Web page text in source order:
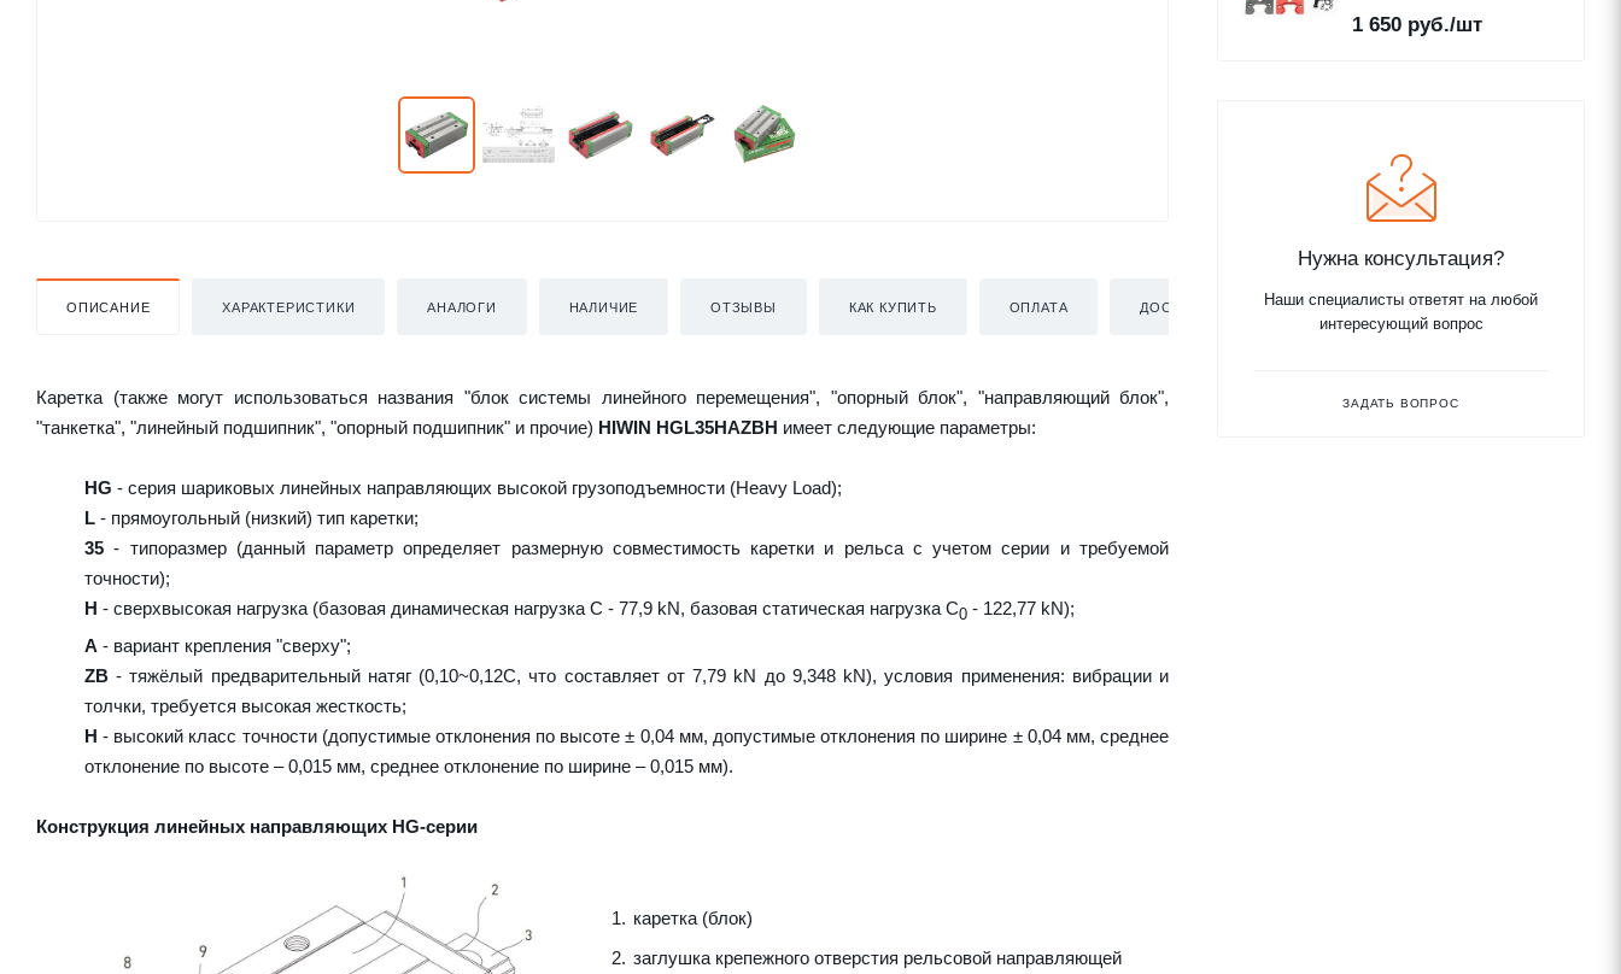
ОПИСАНИЕ ХАРАКТЕРИСТИКИ АНАЛОГИ НАЛИЧИЕ ОТЗЫВЫ КАК КУПИТЬ ОПЛАТА ДОСТАВКА
Каретка (также могут использоваться названия "блок системы линейного перемещения", "опорный блок", "направляющий блок",
"танкетка", "линейный подшипник", "опорный подшипник" и прочие) HIWIN HGL35HAZBH имеет следующие параметры:
HG - серия шариковых линейных направляющих высокой грузоподъемности (Heavy Load);
L - прямоугольный (низкий) тип каретки;
35 - типоразмер (данный параметр определяет размерную совместимость каретки и рельса с учетом серии и требуемой
точности);
H - сверхвысокая нагрузка (базовая динамическая нагрузка C - 77,9 kN, базовая статическая нагрузка С0 - 122,77 kN);
A - вариант крепления "сверху";
ZB - тяжёлый предварительный натяг (0,10~0,12C, что составляет от 7,79 kN до 9,348 kN), условия применения: вибрации и
толчки, требуется высокая жесткость;
H - высокий класс точности (допустимые отклонения по высоте ± 0,04 мм, допустимые отклонения по ширине ± 0,04 мм, среднее
отклонение по высоте – 0,015 мм, среднее отклонение по ширине – 0,015 мм).
Конструкция линейных направляющих HG-серии
каретка (блок)
заглушка крепежного отверстия рельсовой направляющей
1 650 руб./шт
Нужна консультация?
Наши специалисты ответят на любой
интересующий вопрос
ЗАДАТЬ ВОПРОС